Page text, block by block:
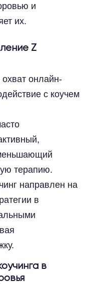
и
их.
Z
охват онлайн-
с коучем
терапию.
направлен на
в
в